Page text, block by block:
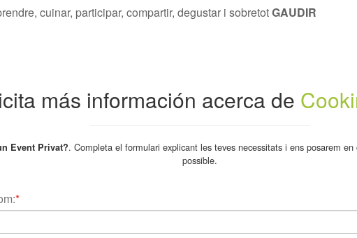
cuinar, participar, compartir, degustar i sobretotGAUDIR
más información acerca de
Event Privat?. Completa el formulari explicant les teves necessitats i ens posarem
possible.
*